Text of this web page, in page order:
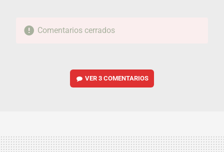
Comentarios cerrados
VER3 COMENTARIOS